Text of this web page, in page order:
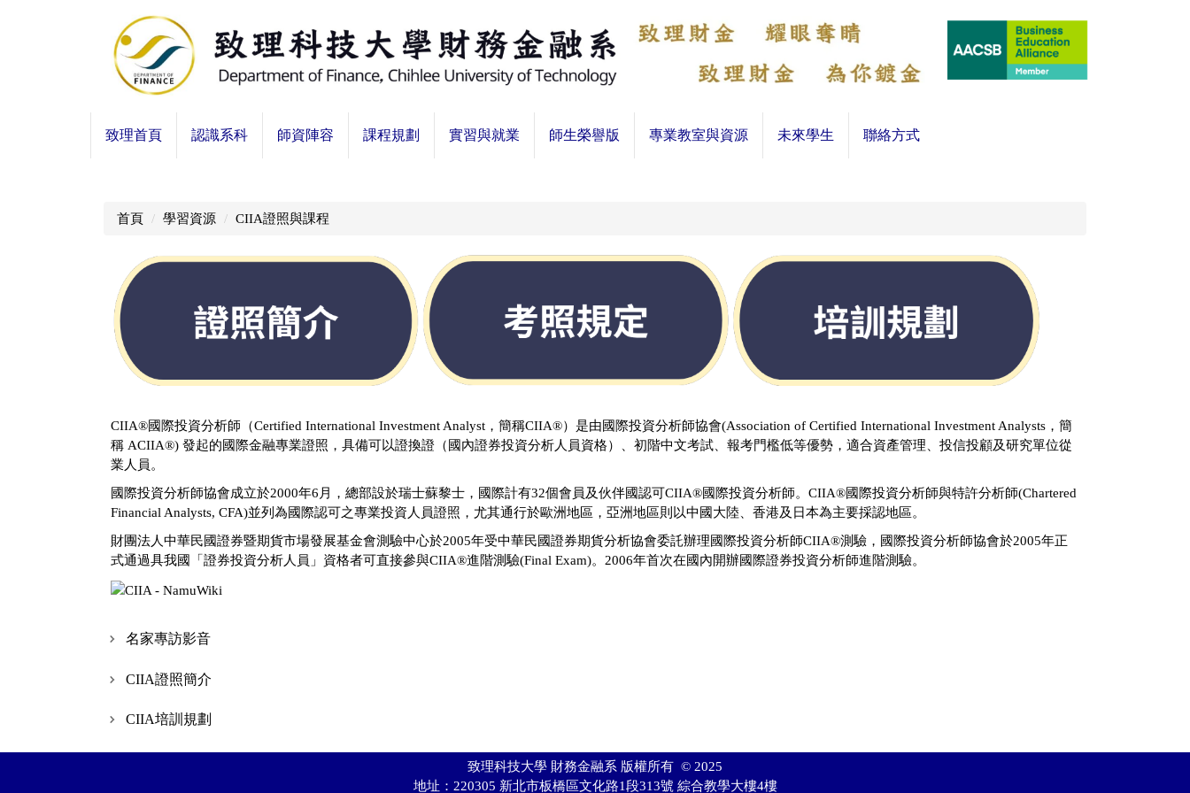
致理首頁 認識系科 師資陣容 課程規劃 實習與就業 師生榮譽版 專業教室與資源 未來學生 聯絡方式
首頁 學習資源 CIIA證照與課程
CIIA®國際投資分析師（Certified International Investment Analyst，簡稱CIIA®）是由國際投資分析師協會(Association of Certified International Investment Analysts，簡
稱 ACIIA®) 發起的國際金融專業證照，具備可以證換證（國內證券投資分析人員資格）、初階中文考試、報考門檻低等優勢，適合資產管理、投信投顧及研究單位從
業人員。
國際投資分析師協會成立於2000年6月，總部設於瑞士蘇黎士，國際計有32個會員及伙伴國認可CIIA®國際投資分析師。CIIA®國際投資分析師與特許分析師(Chartered
Financial Analysts, CFA)並列為國際認可之專業投資人員證照，尤其通行於歐洲地區，亞洲地區則以中國大陸、香港及日本為主要採認地區。
財團法人中華民國證券暨期貨市場發展基金會測驗中心於2005年受中華民國證券期貨分析協會委託辦理國際投資分析師CIIA®測驗，國際投資分析師協會於2005年正
式通過具我國「證券投資分析人員」資格者可直接參與CIIA®進階測驗(Final Exam)。2006年首次在國內開辦國際證券投資分析師進階測驗。
名家專訪影音
CIIA證照簡介
CIIA培訓規劃
致理科技大學 財務金融系 版權所有 © 2025
地址：220305 新北市板橋區文化路1段313號 綜合教學大樓4樓